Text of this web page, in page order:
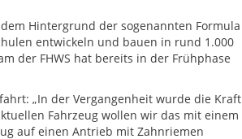
Hintergrund der sogenannten Formula
entwickeln und bauen in rund 1.000
der FHWS hat bereits in der Frühphase
„In der Vergangenheit wurde die Kraft
Fahrzeug wollen wir das mit einem
auf einen Antrieb mit Zahnriemen